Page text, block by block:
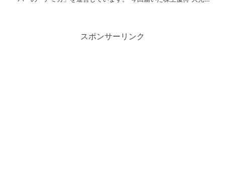
スポンサーリンク